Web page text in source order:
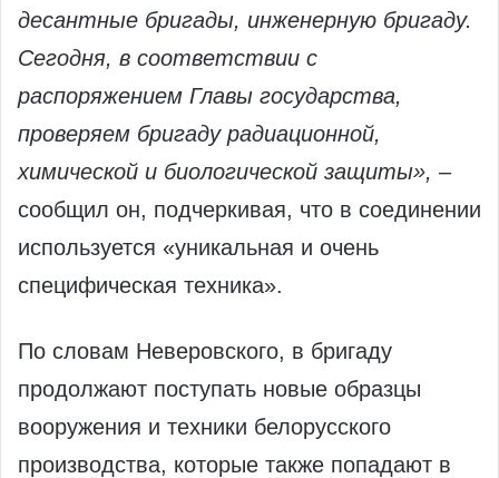
десантные бригады, инженерную бригаду.
Сегодня, в соответствии с
распоряжением Главы государства,
проверяем бригаду радиационной,
химической и биологической защиты», –
сообщил он, подчеркивая, что в соединении
используется «уникальная и очень
специфическая техника».
По словам Неверовского, в бригаду
продолжают поступать новые образцы
вооружения и техники белорусского
производства, которые также попадают в